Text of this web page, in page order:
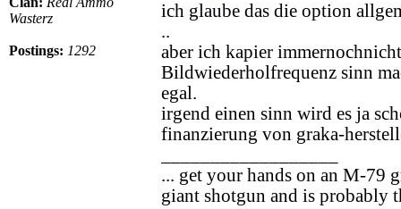
Wasterz
Postings: 1292
ich glaube das die option
..
aber ich kapier
Bildwiederholfrequenz sinn
egal.
irgend einen sinn wird es ja
finanzierung von graka-
... get your hands on an M-79
giant shotgun and is probably